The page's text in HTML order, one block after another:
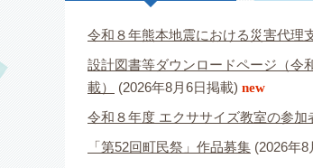
令和８年熊本地震における災害代理
設計図書等ダウンロードページ（令
載）
(2026年8月6日掲載) new
令和８年度 エクササイズ教室の参加
「第52回町民祭」作品募集 (2026年8